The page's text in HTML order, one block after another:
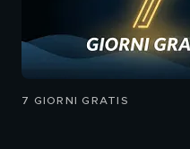
7 GIORNI GRATIS